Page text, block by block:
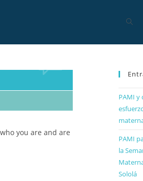
you are and are
PAMI y
PAMI
la
Sololá